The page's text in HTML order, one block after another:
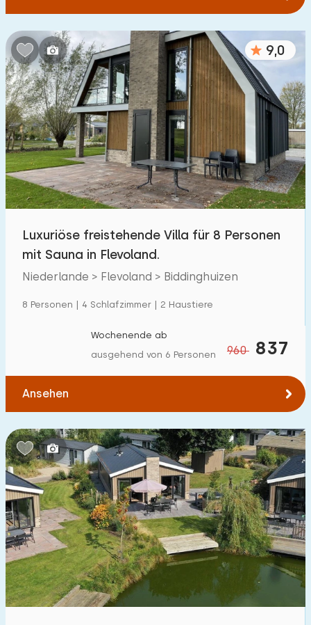
9,0
Luxuriöse freistehende Villa für 8 Personen
mit Sauna in Flevoland.
Niederlande > Flevoland > Biddinghuizen
8 Personen | 4 Schlafzimmer | 2 Haustiere
960 837
Wochenende ab
ausgehend von 6 Personen
Ansehen